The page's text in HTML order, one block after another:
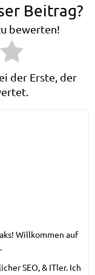
Beitrag?
bewerten!
der Erste, der
Willkommen auf
SEO, & ITler. Ich